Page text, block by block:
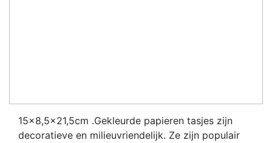
15x8,5x21,5cm .Gekleurde papieren tasjes zijn
decoratieve en milieuvriendelijk. Ze zijn populair